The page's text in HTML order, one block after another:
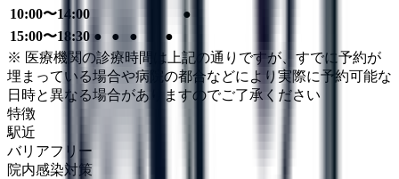
10:00〜14:00
●
15:00〜18:30 ● ● ●
●
※ 医療機関の診療時間は上記の通りですが、すでに予約が
埋まっている場合や病院の都合などにより実際に予約可能な
日時と異なる場合がありますのでご了承ください
特徴
駅近
バリアフリー
院内感染対策